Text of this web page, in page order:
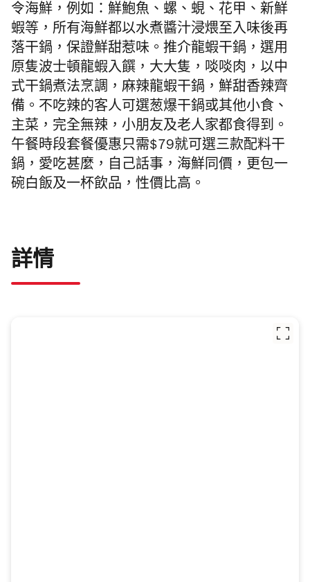
令海鮮，例如：鮮鮑魚、螺、蜆、花甲、新鮮
蝦等，所有海鮮都以水煮醬汁浸煨至入味後再
落干鍋，保證鮮甜惹味。推介龍蝦干鍋，選用
原隻波士頓龍蝦入饌，大大隻，啖啖肉，以中
式干鍋煮法烹調，麻辣龍蝦干鍋，鮮甜香辣齊
備。不吃辣的客人可選葱爆干鍋或其他小食、
主菜，完全無辣，小朋友及老人家都食得到。
午餐時段套餐優惠只需$79就可選三款配料干
鍋，愛吃甚麼，自己話事，海鮮同價，更包一
碗白飯及一杯飲品， 性價比高。
詳情